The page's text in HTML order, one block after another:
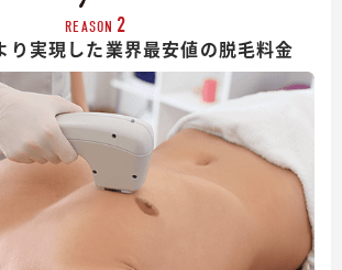
REASON 2
り実現した業界最安値の脱毛料金